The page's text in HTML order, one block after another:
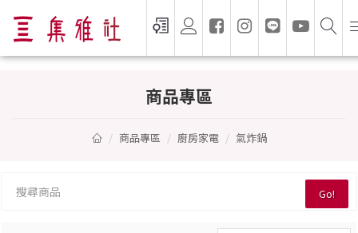
氣炸鍋 — 集雅社推薦選購
商品專區
商品專區 廚房家電 氣炸鍋
Go!